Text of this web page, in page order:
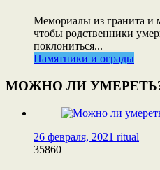
Мемориалы из гранита и
чтобы родственники
поклониться...
Памятники и ограды
МОЖНО ЛИ
26 февраля, 2021 ritual
35860